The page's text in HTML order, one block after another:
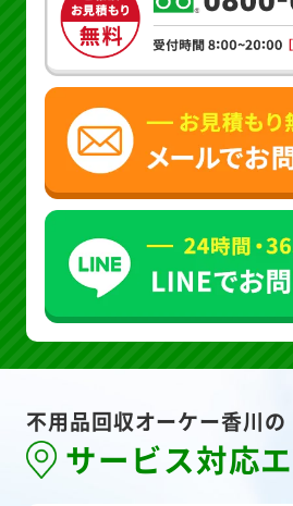
不用品回収オーケー香川の
サービス対応